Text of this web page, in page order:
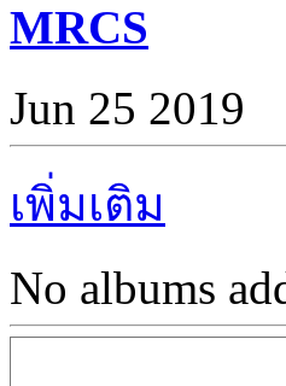
MRCS
Jun 25 2019
เพิ่มเติม
No albums